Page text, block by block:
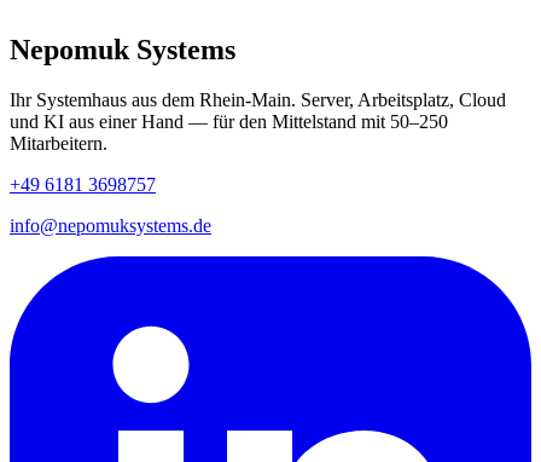
Nepomuk Systems
Ihr Systemhaus aus dem Rhein-Main. Server, Arbeitsplatz, Cloud
und KI aus einer Hand — für den Mittelstand mit 50–250
Mitarbeitern.
+49 6181 3698757
info@nepomuksystems.de